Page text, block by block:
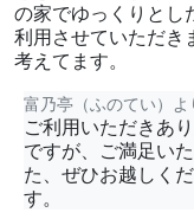
の家でゆっくりとし
利用させていただき
考えてます。
富乃亭（ふのてい）よ
ご利用いただきあ
ですが、ご満足い
た、ぜひお越しく
す。